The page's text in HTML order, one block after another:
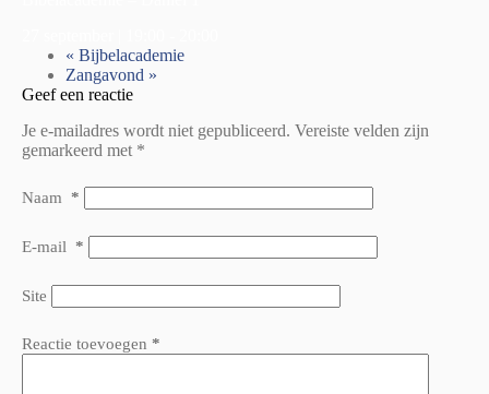
« Bijbelacademie
Zangavond »
Geef een reactie
Je e-mailadres wordt niet gepubliceerd. Vereiste velden zijn
gemarkeerd met *
Naam *
E-mail *
Site
Reactie toevoegen *